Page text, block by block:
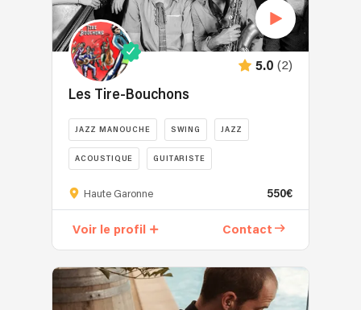
5.0 (2)
Les Tire-Bouchons
JAZZ MANOUCHE SWING JAZZ
ACOUSTIQUE GUITARISTE
Haute Garonne 550€
Voir le profil Contact